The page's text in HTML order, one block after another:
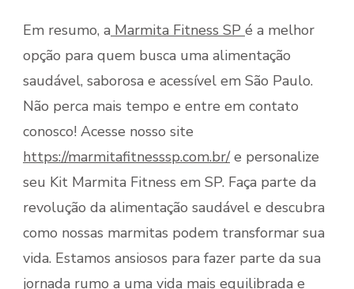
Em resumo, a Marmita Fitness SP é a melhor
opção para quem busca uma alimentação
saudável, saborosa e acessível em São Paulo.
Não perca mais tempo e entre em contato
conosco! Acesse nosso site
https://marmitafitnesssp.com.br/e personalize
seu Kit Marmita Fitness em SP. Faça parte da
revolução da alimentação saudável e descubra
como nossas marmitas podem transformar sua
vida. Estamos ansiosos para fazer parte da sua
jornada rumo a uma vida mais equilibrada e